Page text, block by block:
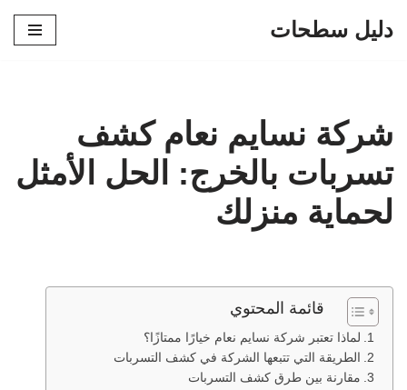
دليل سطحات
شركة نسايم نعام كشف
تسربات بالخرج: الحل الأمثل
لحماية منزلك
قائمة المحتوي
لماذا تعتبر شركة نسايم نعام خيارًا ممتازًا؟
الطريقة التي تتبعها الشركة في كشف التسربات
مقارنة بين طرق كشف التسربات